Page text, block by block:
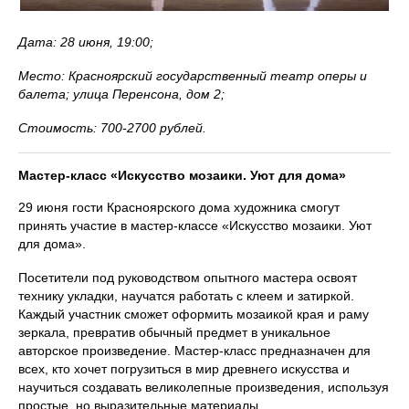
Дата: 28 июня, 19:00;
Место: Красноярский государственный театр оперы и
балета; улица Перенсона, дом 2;
Стоимость: 700-2700 рублей.
Мастер-класс «Искусство мозаики. Уют для дома»
29 июня гости Красноярского дома художника смогут
принять участие в мастер-классе «Искусство мозаики. Уют
для дома».
Посетители под руководством опытного мастера освоят
технику укладки, научатся работать с клеем и затиркой.
Каждый участник сможет оформить мозаикой края и раму
зеркала, превратив обычный предмет в уникальное
авторское произведение. Мастер-класс предназначен для
всех, кто хочет погрузиться в мир древнего искусства и
научиться создавать великолепные произведения, используя
простые, но выразительные материалы.